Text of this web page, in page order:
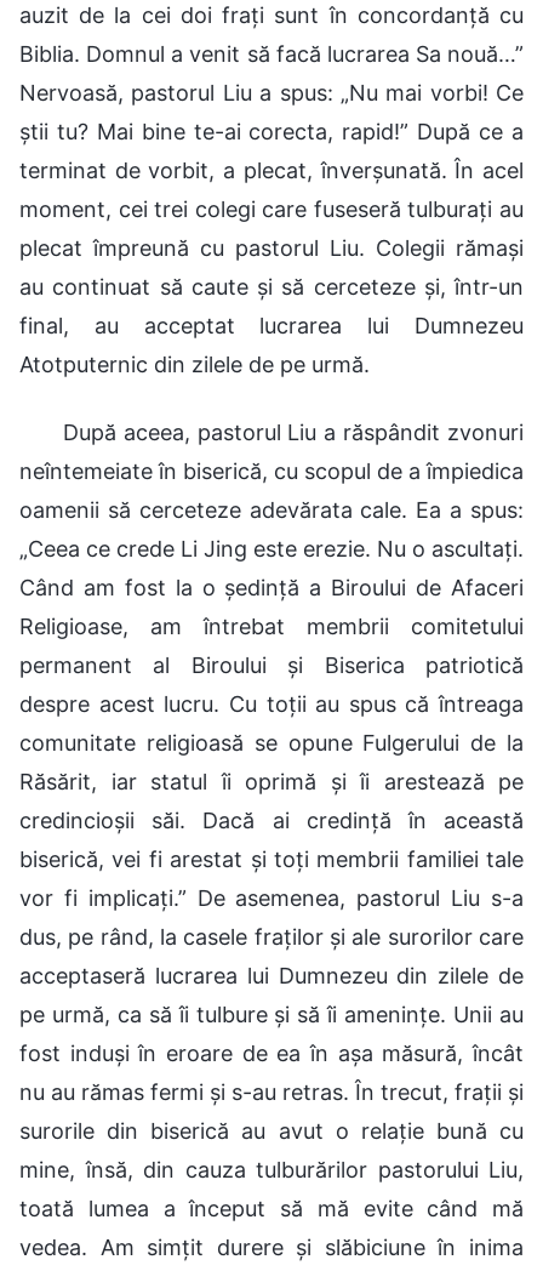
auzit de la cei doi frați sunt în concordanță cu
Biblia. Domnul a venit să facă lucrarea Sa nouă…”
Nervoasă, pastorul Liu a spus: „Nu mai vorbi! Ce
știi tu? Mai bine te-ai corecta, rapid!” După ce a
terminat de vorbit, a plecat, înverșunată. În acel
moment, cei trei colegi care fuseseră tulburați au
plecat împreună cu pastorul Liu. Colegii rămași
au continuat să caute și să cerceteze și, într-un
final, au acceptat lucrarea lui Dumnezeu
Atotputernic din zilele de pe urmă.
După aceea, pastorul Liu a răspândit zvonuri
neîntemeiate în biserică, cu scopul de a împiedica
oamenii să cerceteze adevărata cale. Ea a spus:
„Ceea ce crede Li Jing este erezie. Nu o ascultați.
Când am fost la o ședință a Biroului de Afaceri
Religioase, am întrebat membrii comitetului
permanent al Biroului și Biserica patriotică
despre acest lucru. Cu toții au spus că întreaga
comunitate religioasă se opune Fulgerului de la
Răsărit, iar statul îi oprimă și îi arestează pe
credincioșii săi. Dacă ai credință în această
biserică, vei fi arestat și toți membrii familiei tale
vor fi implicați.” De asemenea, pastorul Liu s-a
dus, pe rând, la casele fraților și ale surorilor care
acceptaseră lucrarea lui Dumnezeu din zilele de
pe urmă, ca să îi tulbure și să îi amenințe. Unii au
fost induși în eroare de ea în așa măsură, încât
nu au rămas fermi și s-au retras. În trecut, frații și
surorile din biserică au avut o relație bună cu
mine, însă, din cauza tulburărilor pastorului Liu,
toată lumea a început să mă evite când mă
vedea. Am simțit durere și slăbiciune în inima